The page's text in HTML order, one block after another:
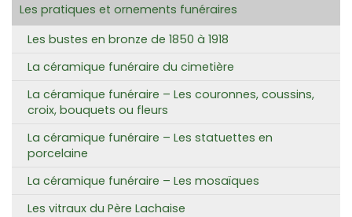
Les pratiques et ornements funéraires
Les bustes en bronze de 1850 à 1918
La céramique funéraire du cimetière
La céramique funéraire – Les couronnes, coussins,
croix, bouquets ou fleurs
La céramique funéraire – Les statuettes en
porcelaine
La céramique funéraire – Les mosaïques
Les vitraux du Père Lachaise